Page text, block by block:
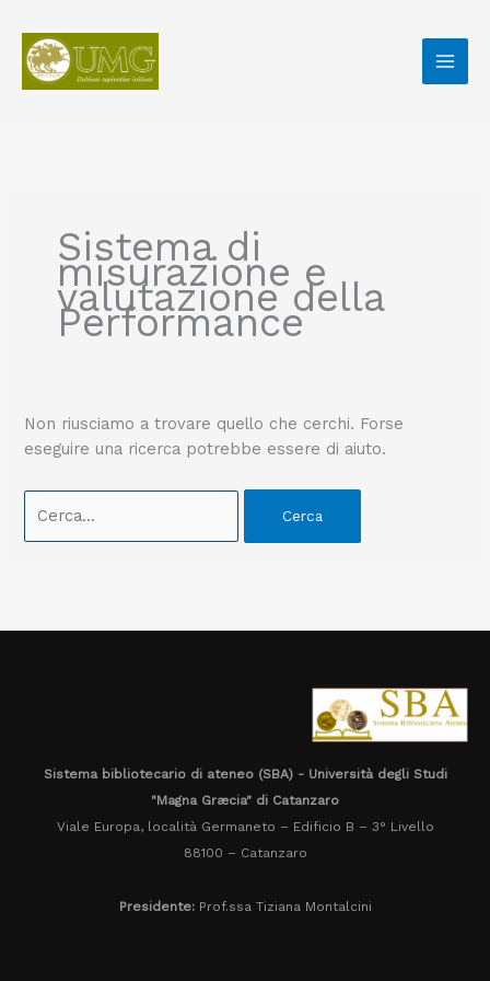
contenuto
Sistema di
misurazione e
valutazione della
Performance
Non riusciamo a trovare quello che cerchi. Forse
eseguire una ricerca potrebbe essere di aiuto.
Sistema bibliotecario di ateneo (SBA) - Università degli Studi
"Magna Græcia" di Catanzaro
Viale Europa, località Germaneto – Edificio B – 3° Livello
88100 – Catanzaro
Presidente:Prof.ssa Tiziana Montalcini